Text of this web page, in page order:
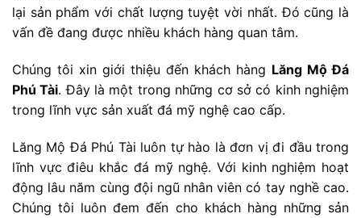
lại sản phẩm với chất lượng tuyệt vời nhất. Đó cũng là
vấn đề đang được nhiều khách hàng quan tâm.
Chúng tôi xin giới thiệu đến khách hàng Lăng Mộ Đá
Phú Tài. Đây là một trong những cơ sở có kinh nghiệm
trong lĩnh vực sản xuất đá mỹ nghệ cao cấp.
Lăng Mộ Đá Phú Tài luôn tự hào là đơn vị đi đầu trong
lĩnh vực điêu khắc đá mỹ nghệ. Với kinh nghiệm hoạt
động lâu năm cùng đội ngũ nhân viên có tay nghề cao.
Chúng tôi luôn đem đến cho khách hàng những sản